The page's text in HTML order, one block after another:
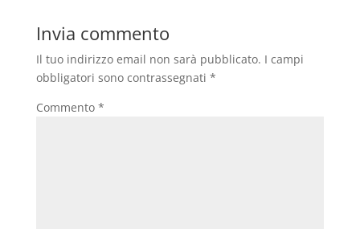
Invia commento
Il tuo indirizzo email non sarà pubblicato. I campi
obbligatori sono contrassegnati *
Commento *